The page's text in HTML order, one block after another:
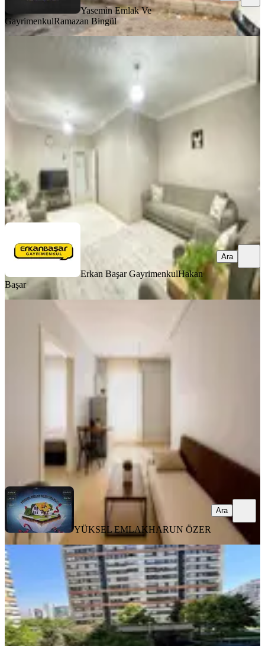
Yasemin Emlak Ve
GayrimenkulRamazan Bingül
3+1· ·3. Kat 07.08.2026
3.100.000 ₺
Erkan Başar Gayrimenkul
Ara
Erkan Başar GayrimenkulHakan
Başar
Ara
Selçuklu, Beyhekim Mahallesi
75 m²· 2. Kat
2.500.000 ₺
YÜKSEL EMLAK HARUN ÖZER
YÜKSEL EMLAKHARUN ÖZER
Ara
YENİ
_-selçuk Mah Altın Park Konutları
Arakat 4+1 Daire Fırsat!!!!
Selçuklu, Selçuk Mahallesi
4+1·220 m²·1. Kat·07.08.2026
11.000.000 ₺